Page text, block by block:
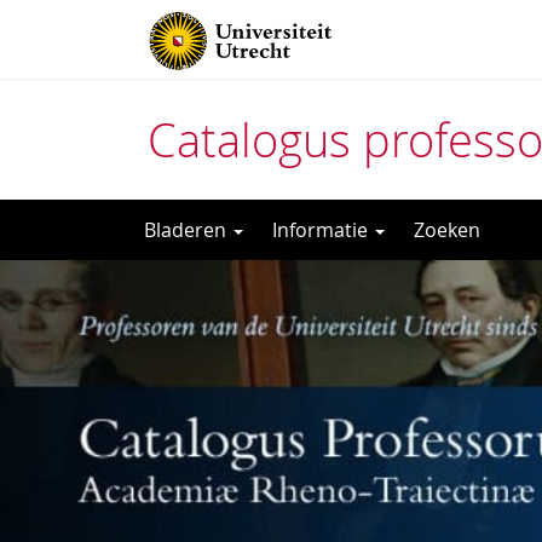
Catalogus
naar
het
inhoud
Bladeren Informatie Zoeken